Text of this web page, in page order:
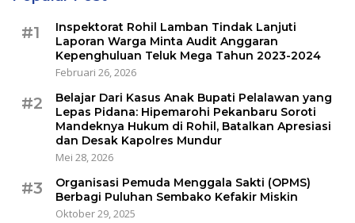
#1
Inspektorat Rohil Lamban Tindak Lanjuti
Laporan Warga Minta Audit Anggaran
Kepenghuluan Teluk Mega Tahun 2023-2024
Februari 26, 2026
#2
Belajar Dari Kasus Anak Bupati Pelalawan yang
Lepas Pidana: Hipemarohi Pekanbaru Soroti
Mandeknya Hukum di Rohil, Batalkan Apresiasi
dan Desak Kapolres Mundur
Mei 28, 2026
#3
Organisasi Pemuda Menggala Sakti (OPMS)
Berbagi Puluhan Sembako Kefakir Miskin
Oktober 29, 2025